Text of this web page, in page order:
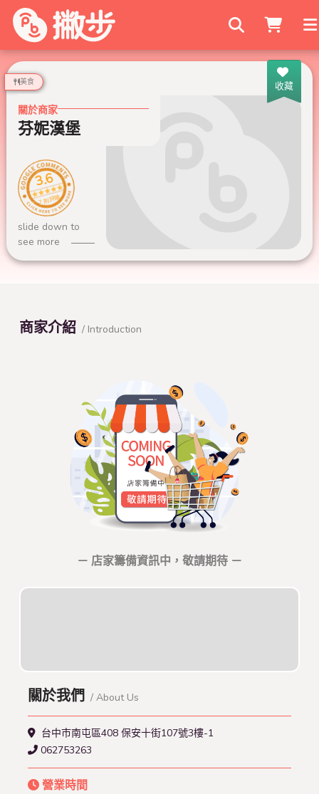
搜尋商家
收藏
美食
關於商家
芬妮漢堡
3.6
7 則評論
slide down to
see more
商家介紹 / Introduction
－ 店家籌備資訊中，敬請期待 －
關於我們 / About Us
台中市南屯區408 保安十街107號3樓-1
062753263
營業時間